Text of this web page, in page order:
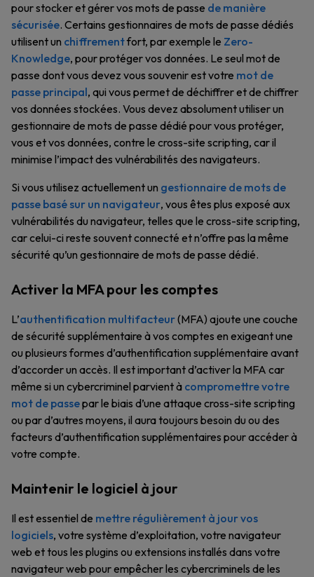
pour stocker et gérer vos mots de passe de manière
sécurisée. Certains gestionnaires de mots de passe dédiés
utilisent un chiffrementfort, par exemple le Zero-
Knowledge, pour protéger vos données. Le seul mot de
passe dont vous devez vous souvenir est votre mot de
passe principal, qui vous permet de déchiffrer et de chiffrer
vos données stockées. Vous devez absolument utiliser un
gestionnaire de mots de passe dédié pour vous protéger,
vous et vos données, contre le cross-site scripting, car il
minimise l’impact des vulnérabilités des navigateurs.
Si vous utilisez actuellement un gestionnaire de mots de
passe basé sur un navigateur, vous êtes plus exposé aux
vulnérabilités du navigateur, telles que le cross-site scripting,
car celui-ci reste souvent connecté et n’offre pas la même
sécurité qu’un gestionnaire de mots de passe dédié.
Activer la MFA pour les comptes
L’authentification multifacteur(MFA) ajoute une couche
de sécurité supplémentaire à vos comptes en exigeant une
ou plusieurs formes d’authentification supplémentaire avant
d’accorder un accès. Il est important d’activer la MFA car
même si un cybercriminel parvient à compromettre votre
mot de passepar le biais d’une attaque cross-site scripting
ou par d’autres moyens, il aura toujours besoin du ou des
facteurs d’authentification supplémentaires pour accéder à
votre compte.
Maintenir le logiciel à jour
Il est essentiel de mettre régulièrement à jour vos
logiciels, votre système d’exploitation, votre navigateur
web et tous les plugins ou extensions installés dans votre
navigateur web pour empêcher les cybercriminels de les